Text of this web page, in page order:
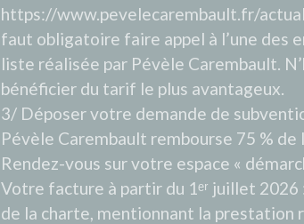
https://www.pevelecarembault.fr/
faut obligatoire faire appel à l’une des
liste réalisée par Pévèle Carembault.
bénéficier du tarif le plus avantageux.
3/ Déposer votre demande de
Pévèle Carembault rembourse 75 %
Rendez-vous sur votre espace «
Votre facture à partir du 1ᵉʳ juillet
de la charte, mentionnant la